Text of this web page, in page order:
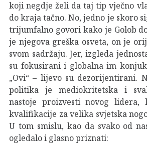
koji negdje želi da taj tip vječno
do kraja tačno. No, jedno je skoro
trijumfalno govori kako je Golob
je njegova greška osveta, on je
svom sadržaju. Jer, izgleda
su fokusirani i globalna im
„Ovi“ – lijevo su dezorijentirani.
politika je mediokritetska i
nastoje proizvesti novog
kvalifikacije za velika svjetska
U tom smislu, kao da svako od
ogledalo i glasno priznati: